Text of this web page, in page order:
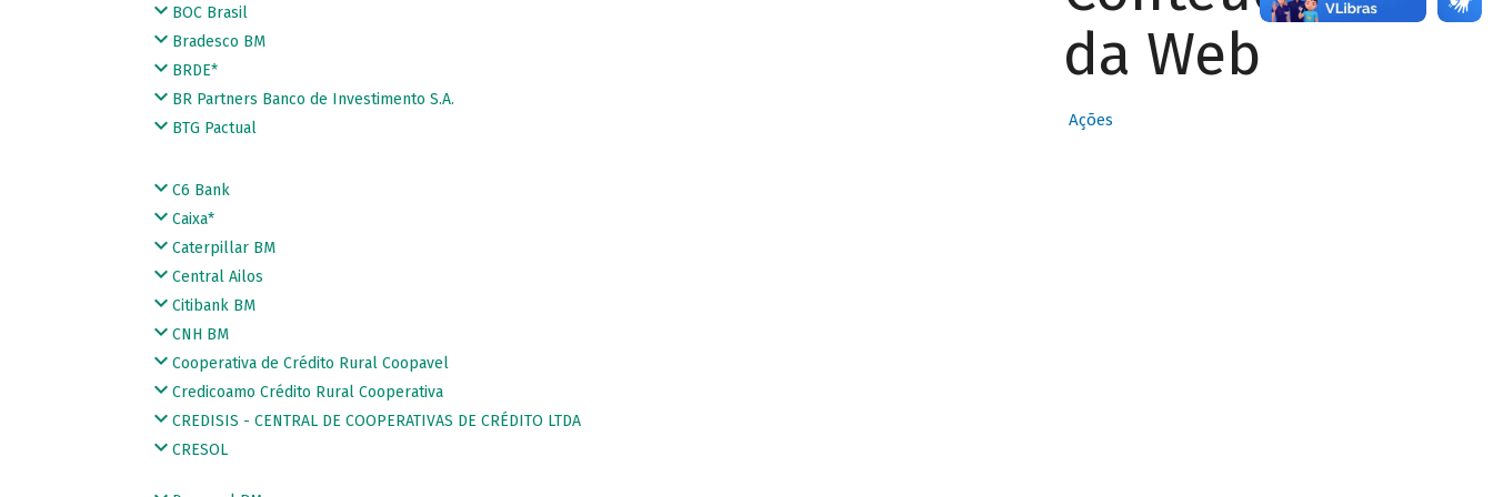
BOC Brasil
Bradesco BM
BRDE*
BR Partners Banco de Investimento S.A.
BTG Pactual
C6 Bank
Caixa*
Caterpillar BM
Central Ailos
Citibank BM
CNH BM
Cooperativa de Crédito Rural Coopavel
Credicoamo Crédito Rural Cooperativa
CREDISIS - CENTRAL DE COOPERATIVAS DE CRÉDITO LTDA
CRESOL
da Web
Ações